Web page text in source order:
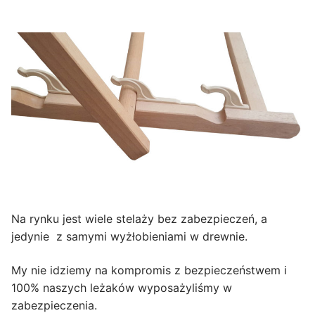
Na rynku jest wiele stelaży bez zabezpieczeń, a
jedynie z samymi wyżłobieniami w drewnie.
My nie idziemy na kompromis z bezpieczeństwem i
100% naszych leżaków wyposażyliśmy w
zabezpieczenia.